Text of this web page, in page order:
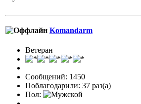
Komandarm
Ветеран
Сообщений: 1450
Поблагодарили: 37 раз(а)
Пол: